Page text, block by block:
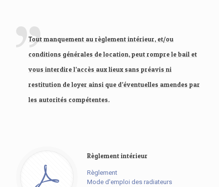
Tout manquement au règlement intérieur, et/ou
conditions générales de location, peut rompre le bail et
vous interdire l’accès aux lieux sans préavis ni
restitution de loyer ainsi que d’éventuelles amendes par
les autorités compétentes.
Règlement intérieur
Règlement
Mode d'emploi des radiateurs